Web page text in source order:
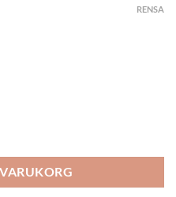
RENSA